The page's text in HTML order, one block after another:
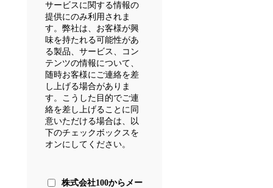
サービスに関する情報の
提供にのみ利用されま
す。弊社は、お客様が興
味を持たれる可能性があ
る製品、サービス、コン
テンツの情報について、
随時お客様にご連絡を差
し上げる場合がありま
す。こうした目的でご連
絡を差し上げることに同
意いただける場合は、以
下のチェックボックスを
オンにしてください。
株式会社100からメー